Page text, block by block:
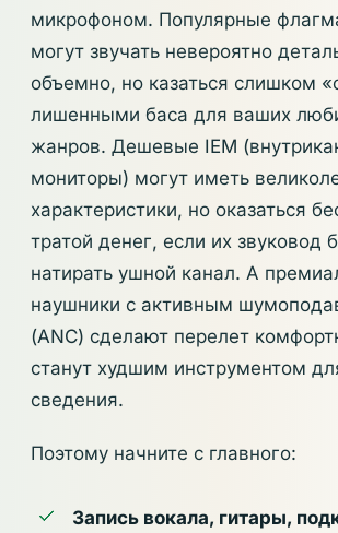
микрофоном. Популярные
могут звучать невероятно
объемно, но казаться слишком
лишенными баса для ваших
жанров. Дешевые IEM
мониторы) могут иметь
характеристики, но оказаться
тратой денег, если их звуковод
натирать ушной канал. А
наушники с активным
(ANC) сделают перелет
станут худшим инструментом
сведения.
Поэтому начните с главного:
Запись вокала, гитары,